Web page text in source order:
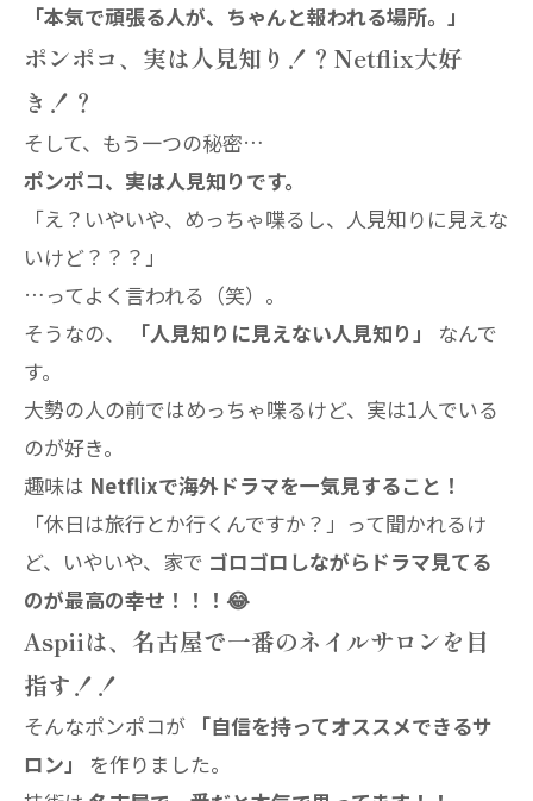
「本気で頑張る人が、ちゃんと報われる場所。」
ポンポコ、実は人見知り！？Netflix大好
き！？
そして、もう一つの秘密…
ポンポコ、実は人見知りです。
「え？いやいや、めっちゃ喋るし、人見知りに見えな
いけど？？？」
…ってよく言われる（笑）。
そうなの、
「人見知りに見えない人見知り」
なんで
す。
大勢の人の前ではめっちゃ喋るけど、実は1人でいる
のが好き。
趣味は Netflixで海外ドラマを一気見すること！
「休日は旅行とか行くんですか？」って聞かれるけ
ど、いやいや、家で ゴロゴロしながらドラマ見てる
のが最高の幸せ！！！😂
Aspiiは、名古屋で一番のネイルサロンを目
指す！！
そんなポンポコが 「自信を持ってオススメできるサ
ロン」
を作りました。